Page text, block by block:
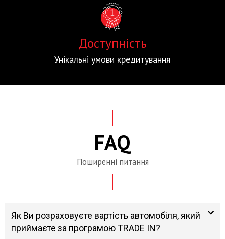
Доступність
Унікальні умови кредитування
FAQ
Поширенні питання
Як Ви розраховуєте вартість автомобіля, який
приймаєте за програмою TRADE IN?